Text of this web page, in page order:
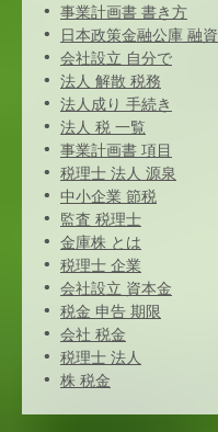
事業計画書 書き方
日本政策金融公庫 融資
会社設立 自分で
法人 解散 税務
法人成り 手続き
法人 税 一覧
事業計画書 項目
税理士 法人 源泉
中小企業 節税
監査 税理士
金庫株 とは
税理士 企業
会社設立 資本金
税金 申告 期限
会社 税金
税理士 法人
株 税金